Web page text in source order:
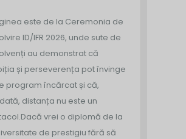
este de la Ceremonia de
ID/IFR 2026, unde sute de
au demonstrat că
și perseverența pot învinge
program încărcat și că,
distanța nu este un
Dacă vrei o diplomă de la
de prestigiu fără să